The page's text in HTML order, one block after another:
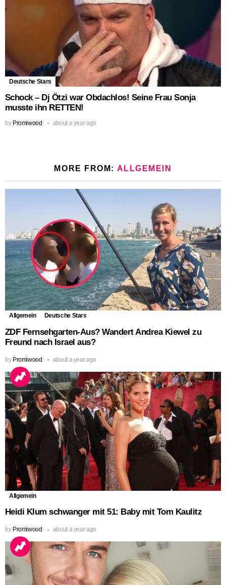
Deutsche Stars
Schock – Dj Ötzi war Obdachlos! Seine Frau Sonja
musste ihn RETTEN!
by Promiwood about a year ago
MORE FROM: ALLGEMEIN
Allgemein Deutsche Stars
ZDF Fernsehgarten-Aus? Wandert Andrea Kiewel zu
Freund nach Israel aus?
by Promiwood about a year ago
Allgemein
Heidi Klum schwanger mit 51: Baby mit Tom Kaulitz
by Promiwood about a year ago